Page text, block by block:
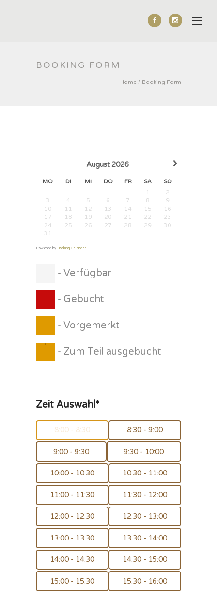
BOOKING FORM
Home / Booking Form
›
August2026
MO DI MI DO FR SA
SO
1
2
3
4 5 6 7 8
9
10
11 12 13 14 15
16
17
18 19 20 21 22
23
24
25 26 27 28 29
30
31
Powered by Booking Calendar
- Verfügbar
- Gebucht
- Vorgemerkt
·
- Zum Teil ausgebucht
Zeit Auswahl*
8:00 - 8:30 8:30 - 9:00
9:00 - 9:30 9:30 - 10:00
10:00 - 10:30 10:30 - 11:00
11:00 - 11:30 11:30 - 12:00
12:00 - 12:30 12:30 - 13:00
13:00 - 13:30 13:30 - 14:00
14:00 - 14:30 14:30 - 15:00
15:00 - 15:30 15:30 - 16:00